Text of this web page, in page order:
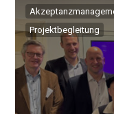
Projektbegleitung